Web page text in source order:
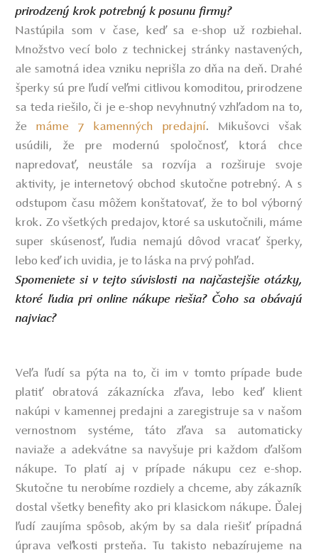
prirodzený krok potrebný k posunu firmy?
Nastúpila som v čase, keď sa e-shop už rozbiehal.
Množstvo vecí bolo z technickej stránky nastavených,
ale samotná idea vzniku neprišla zo dňa na deň. Drahé
šperky sú pre ľudí veľmi citlivou komoditou, prirodzene
sa teda riešilo, či je e-shop nevyhnutný vzhľadom na to,
žemáme 7 kamenných predajní. Mikušovci však
usúdili, že pre modernú spoločnosť, ktorá chce
napredovať, neustále sa rozvíja a rozširuje svoje
aktivity, je internetový obchod skutočne potrebný. A s
odstupom času môžem konštatovať, že to bol výborný
krok. Zo všetkých predajov, ktoré sa uskutočnili, máme
super skúsenosť, ľudia nemajú dôvod vracať šperky,
lebo keď ich uvidia, je to láska na prvý pohľad.
Spomeniete si v tejto súvislosti na najčastejšie otázky,
ktoré ľudia pri online nákupe riešia? Čoho sa obávajú
najviac?
Veľa ľudí sa pýta na to, či im v tomto prípade bude
platiť obratová zákaznícka zľava, lebo keď klient
nakúpi v kamennej predajni a zaregistruje sa v našom
vernostnom systéme, táto zľava sa automaticky
naviaže a adekvátne sa navyšuje pri každom ďalšom
nákupe. To platí aj v prípade nákupu cez e-shop.
Skutočne tu nerobíme rozdiely a chceme, aby zákazník
dostal všetky benefity ako pri klasickom nákupe. Ďalej
ľudí zaujíma spôsob, akým by sa dala riešiť prípadná
úprava veľkosti prsteňa. Tu takisto nebazírujeme na